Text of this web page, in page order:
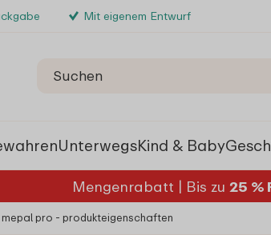
Mit eigenem Entwurf
UnterwegsKind & Baby
Mengenrabatt | Bis zu 25 %
mepal pro - produkteigenschaften